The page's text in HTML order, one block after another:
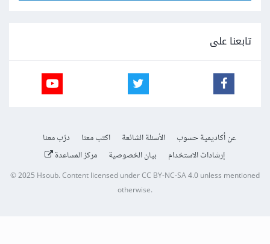
تابعنا على
عن أكاديمية حسوب الأسئلة الشائعة اكتب معنا
درّب معنا
إرشادات الاستخدام
بيان الخصوصية مركز المساعدة
© 2025 Hsoub.Content licensed underCC BY-NC-SA 4.0unless mentioned
otherwise.